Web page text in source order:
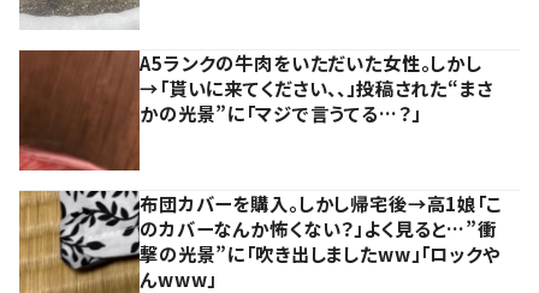
A5ランクの牛肉をいただいた女性。しかし
→「貰いに来てください、、」投稿された“まさ
かの光景”に「マジで言うてる…？」
布団カバーを購入。しかし帰宅後→高1娘「こ
のカバーなんか怖くない？」よく見ると…”衝
撃の光景”に「吹き出しましたww」「ロックや
んwww」